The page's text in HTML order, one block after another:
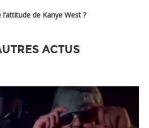
de Kanye West ?
ACTUS